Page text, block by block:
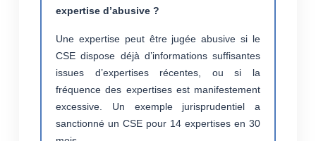
expertise d’abusive ?
Une expertise peut être jugée abusive si le
CSE dispose déjà d’informations suffisantes
issues d’expertises récentes, ou si la
fréquence des expertises est manifestement
excessive. Un exemple jurisprudentiel a
sanctionné un CSE pour 14 expertises en 30